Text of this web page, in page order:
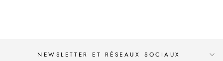
NEWSLETTER ET RÉSEAUX SOCIAUX